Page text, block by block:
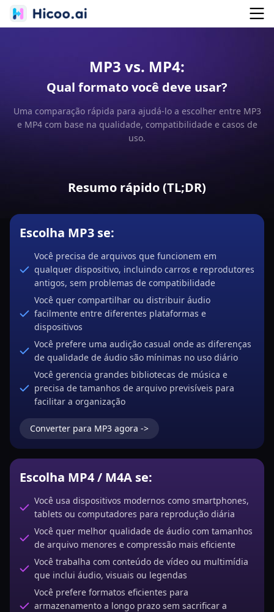
MP3 vs. MP4:
Qual formato você deve usar?
Uma comparação rápida para ajudá-lo a escolher entre MP3
e MP4 com base na qualidade, compatibilidade e casos de
uso.
Resumo rápido (TL;DR)
Escolha MP3 se:
Você precisa de arquivos que funcionem em
qualquer dispositivo, incluindo carros e reprodutores
antigos, sem problemas de compatibilidade
Você quer compartilhar ou distribuir áudio
facilmente entre diferentes plataformas e
dispositivos
Você prefere uma audição casual onde as diferenças
de qualidade de áudio são mínimas no uso diário
Você gerencia grandes bibliotecas de música e
precisa de tamanhos de arquivo previsíveis para
facilitar a organização
Converter para MP3 agora ->
Escolha MP4 / M4A se:
Você usa dispositivos modernos como smartphones,
tablets ou computadores para reprodução diária
Você quer melhor qualidade de áudio com tamanhos
de arquivo menores e compressão mais eficiente
Você trabalha com conteúdo de vídeo ou multimídia
que inclui áudio, visuais ou legendas
Você prefere formatos eficientes para
armazenamento a longo prazo sem sacrificar a